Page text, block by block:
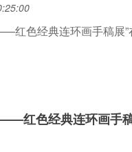
红色经典连环画手